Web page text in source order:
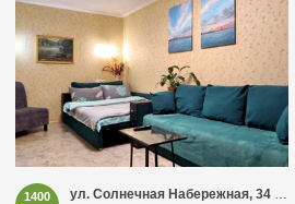
1400
ул. Солнечная Набережная, 34